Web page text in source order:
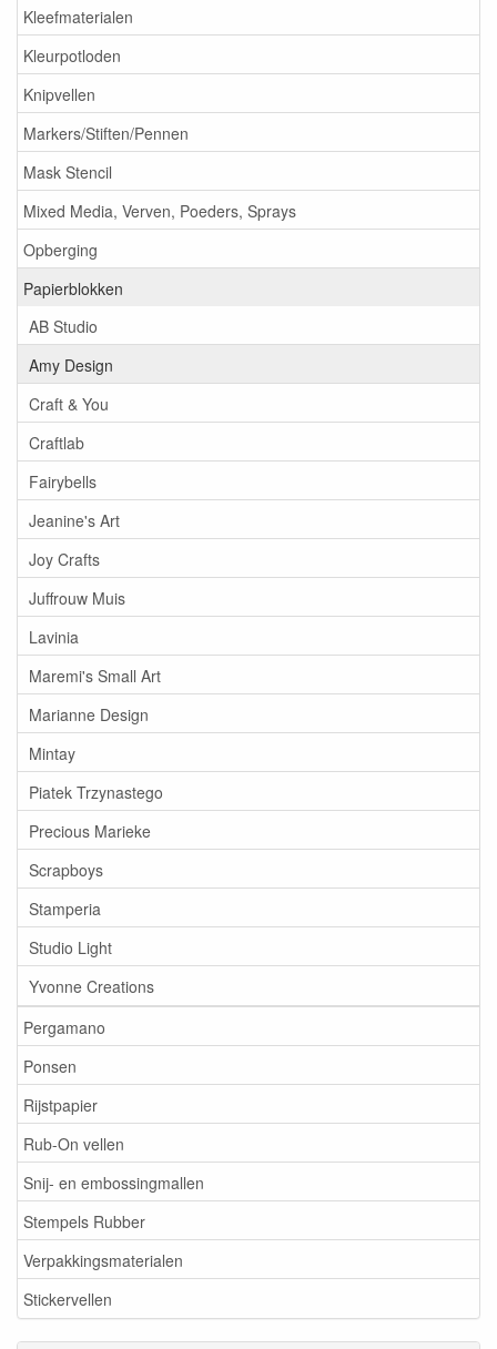
Kleefmaterialen
Kleurpotloden
Knipvellen
Markers/Stiften/Pennen
Mask Stencil
Mixed Media, Verven, Poeders, Sprays
Opberging
Papierblokken
AB Studio
Amy Design
Craft & You
Craftlab
Fairybells
Jeanine's Art
Joy Crafts
Juffrouw Muis
Lavinia
Maremi's Small Art
Marianne Design
Mintay
Piatek Trzynastego
Precious Marieke
Scrapboys
Stamperia
Studio Light
Yvonne Creations
Pergamano
Ponsen
Rijstpapier
Rub-On vellen
Snij- en embossingmallen
Stempels Rubber
Verpakkingsmaterialen
Stickervellen